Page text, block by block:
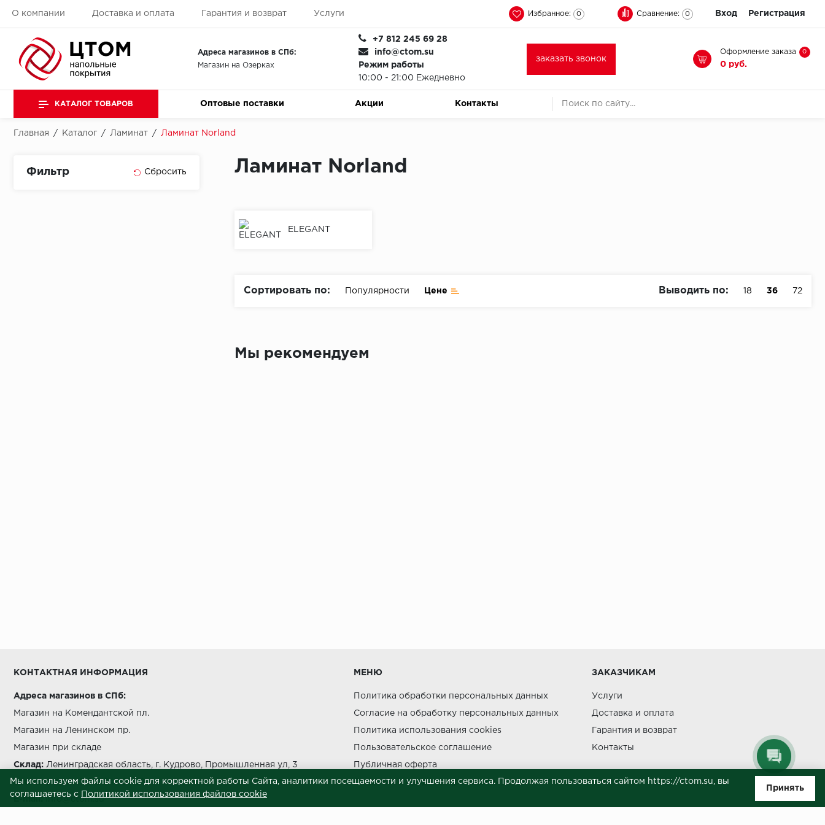
О компании Доставка и оплата Гарантия и возврат Услуги Избранное: 0 Сравнение: 0 Вход Регистрация
Адреса магазинов в СПб:
Магазин на Озерках
+7 812 245 69 28
info@ctom.su
Режим работы
10:00 - 21:00 Ежедневно
заказать звонок
Оформление заказа 0
0 руб.
КАТАЛОГ ТОВАРОВ Оптовые поставки Акции Контакты
Главная / Каталог / Ламинат / Ламинат Norland
Фильтр Ламинат Norland
ELEGANT
Сортировать по: Популярности Цене Выводить по: 18 36 72
Мы рекомендуем
КОНТАКТНАЯ ИНФОРМАЦИЯ
Адреса магазинов в СПб:
Магазин на Комендантской пл.
Магазин на Ленинском пр.
Магазин при складе
Склад: Ленинградская область, г. Кудрово, Промышленная ул, 3
Звоните нам:+7 812 245 69 28
E-mail: info@ctom.su
МЕНЮ
Политика обработки персональных данных
Согласие на обработку персональных данных
Политика использования cookies
Пользовательское соглашение
Публичная оферта
Сведения о продавце (реквизиты)
ЗАКАЗЧИКАМ
Услуги
Доставка и оплата
Гарантия и возврат
Контакты
Мы используем файлы cookie для корректной работы Сайта, аналитики посещаемости и улучшения сервиса. Продолжая пользоваться сайтом https://ctom.su, вы
соглашаетесь с
Политикой использования файлов cookie
Принять